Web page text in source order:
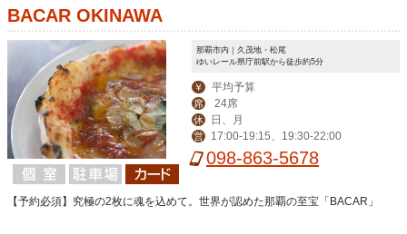
BACAR OKINAWA
那覇市内｜久茂地・松尾
ゆいレール県庁前駅から徒歩約5分
￥ 平均予算
席 24席
休 日、月
営 17:00-19:15、19:30-22:00
098-863-5678
【予約必須】究極の2枚に魂を込めて。世界が認めた那覇の至宝「BACAR」